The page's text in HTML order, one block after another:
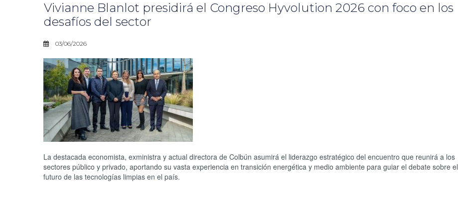
Vivianne Blanlot presidirá el Congreso Hyvolution 2026 con foco en los
desafíos del sector
03/06/2026
La destacada economista, exministra y actual directora de Colbún asumirá el liderazgo estratégico del encuentro que reunirá a los
sectores público y privado, aportando su vasta experiencia en transición energética y medio ambiente para guiar el debate sobre el
futuro de las tecnologías limpias en el país.